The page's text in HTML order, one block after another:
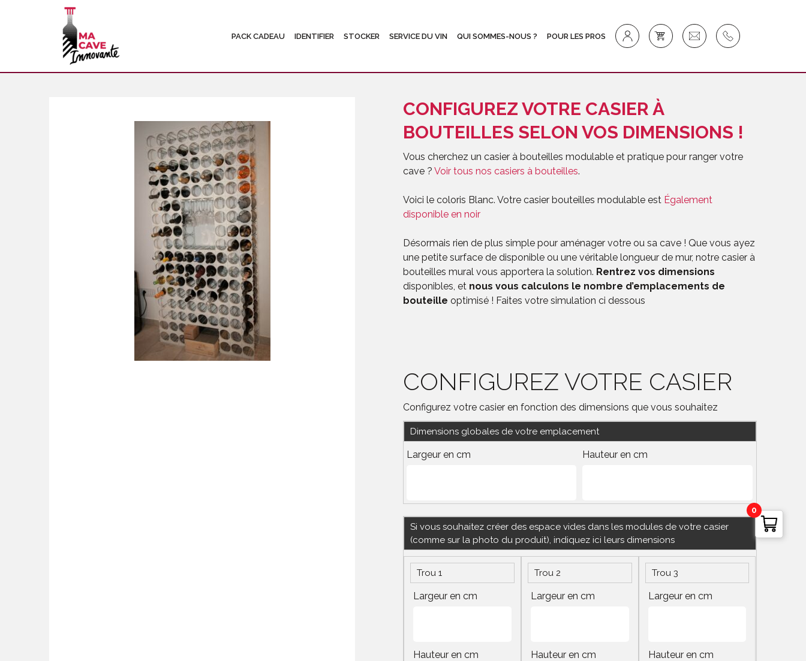
PACK CADEAU IDENTIFIER STOCKER SERVICE DU VIN QUI SOMMES-NOUS ? POUR LES PROS
CONFIGUREZ VOTRE CASIER À
BOUTEILLES SELON VOS DIMENSIONS !
Vous cherchez un casier à bouteilles modulable et pratique pour ranger votre
cave ? Voir tous nos casiers à bouteilles.
Voici le coloris Blanc. Votre casier bouteilles modulable est Également
disponible en noir
Désormais rien de plus simple pour aménager votre ou sa cave ! Que vous ayez
une petite surface de disponible ou une véritable longueur de mur, notre casier à
bouteilles mural vous apportera la solution. Rentrez vos dimensions
disponibles, et nous vous calculons le nombre d’emplacements de
bouteille optimisé ! Faites votre simulation ci dessous
CONFIGUREZ VOTRE CASIER
Configurez votre casier en fonction des dimensions que vous souhaitez
Dimensions globales de votre emplacement
Largeur en cm Hauteur en cm
Si vous souhaitez créer des espace vides dans les modules de votre casier
(comme sur la photo du produit), indiquez ici leurs dimensions
Trou 1
Largeur en cm
Hauteur en cm
Trou 2
Largeur en cm
Hauteur en cm
Trou 3
Largeur en cm
Hauteur en cm
0